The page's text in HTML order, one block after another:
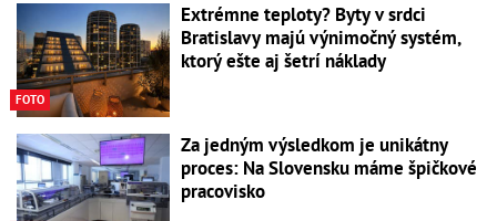
FOTO
Extrémne teploty? Byty v srdci
Bratislavy majú výnimočný systém,
ktorý ešte aj šetrí náklady
Za jedným výsledkom je unikátny
proces: Na Slovensku máme špičkové
pracovisko